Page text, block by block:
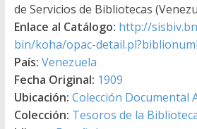
de Servicios de Bibliotecas
Enlace al Catálogo: http://
bin/koha/opac-
País: Venezuela
Fecha Original: 1909
Ubicación: Colección Documental
Colección: Tesoros de la